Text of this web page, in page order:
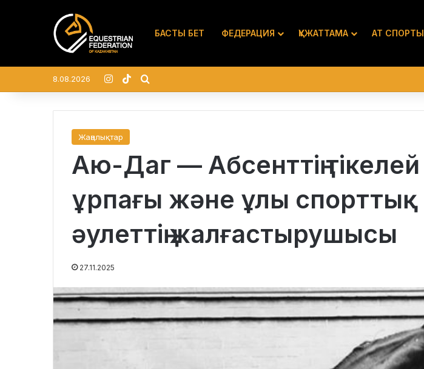
БАСТЫ БЕТ ФЕДЕРАЦИЯ ҚҰЖАТТАМА АТ СПОРТЫ
8.08.2026 Instagram
TikTok
Жаңалықтар
Аю-Даг — Абсенттің тікелей
ұрпағы және ұлы спорттық
әулеттің жалғастырушысы
27.11.2025